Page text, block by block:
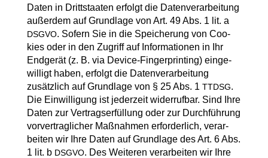
Daten in Dritt­staa­ten erfolgt die Daten­ver­ar­bei­tung
außer­dem auf Grund­la­ge von Art. 49 Abs. 1 lit. a
DSGVO. Sofern Sie in die Spei­che­rung von Coo­
kies oder in den Zugriff auf Infor­ma­tio­nen in Ihr
End­ge­rät (z. B. via Device-Fin­ger­prin­ting) ein­ge­
wil­ligt haben, erfolgt die Daten­ver­ar­bei­tung
zusätz­lich auf Grund­la­ge von § 25 Abs. 1 TTDSG.
Die Ein­wil­li­gung ist jeder­zeit wider­ruf­bar. Sind Ihre
Daten zur Ver­trags­er­fül­lung oder zur Durch­füh­rung
vor­ver­trag­li­cher Maß­nah­men erfor­der­lich, ver­ar­
bei­ten wir Ihre Daten auf Grund­la­ge des Art. 6 Abs.
1 lit. b DSGVO. Des Wei­te­ren ver­ar­bei­ten wir Ihre